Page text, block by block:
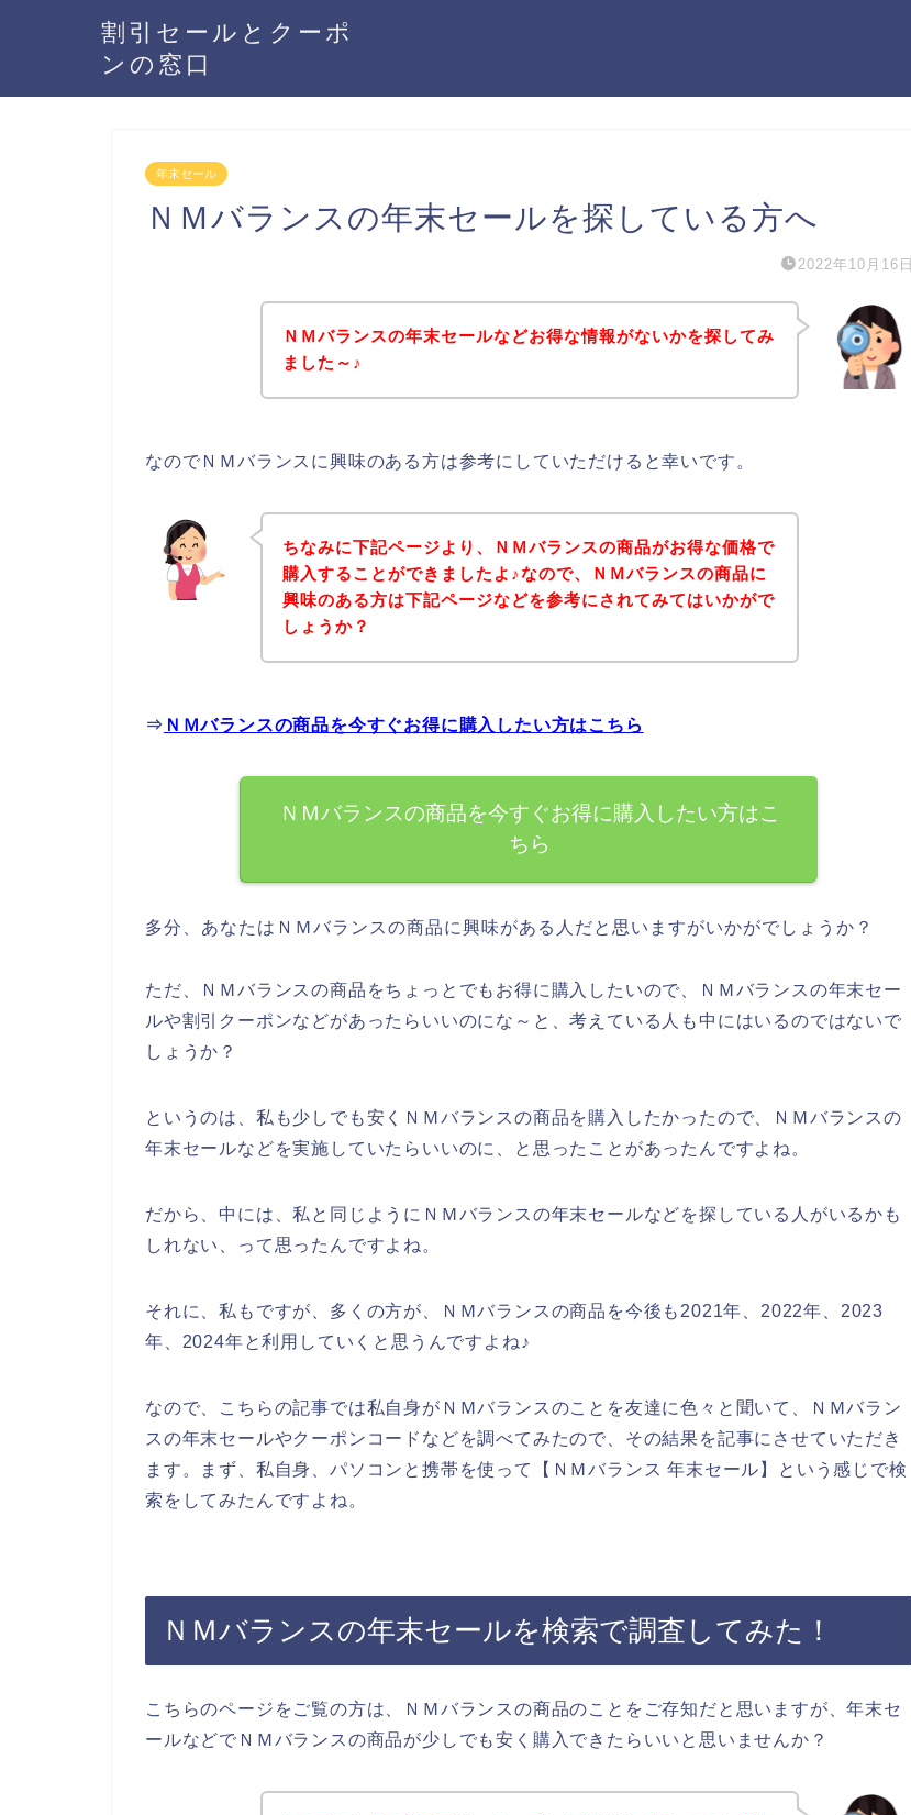
割引セールとクーポ
ンの窓口
年末セール
ＮＭバランスの年末セールを探している方へ
2022年10月16日
ＮＭバランスの年末セールなどお得な情報がないかを探してみ
ました～♪
なのでＮＭバランスに興味のある方は参考にしていただけると幸いです。
ちなみに下記ページより、ＮＭバランスの商品がお得な価格で
購入することができましたよ♪なので、ＮＭバランスの商品に
興味のある方は下記ページなどを参考にされてみてはいかがで
しょうか？
⇒ ＮＭバランスの商品を今すぐお得に購入したい方はこちら
ＮＭバランスの商品を今すぐお得に購入したい方はこ
ちら
多分、あなたはＮＭバランスの商品に興味がある人だと思いますがいかがでしょうか？
ただ、ＮＭバランスの商品をちょっとでもお得に購入したいので、ＮＭバランスの年末セー
ルや割引クーポンなどがあったらいいのにな～と、考えている人も中にはいるのではないで
しょうか？
というのは、私も少しでも安くＮＭバランスの商品を購入したかったので、ＮＭバランスの
年末セールなどを実施していたらいいのに、と思ったことがあったんですよね。
だから、中には、私と同じようにＮＭバランスの年末セールなどを探している人がいるかも
しれない、って思ったんですよね。
それに、私もですが、多くの方が、ＮＭバランスの商品を今後も2021年、2022年、2023
年、2024年と利用していくと思うんですよね♪
なので、こちらの記事では私自身がＮＭバランスのことを友達に色々と聞いて、ＮＭバラン
スの年末セールやクーポンコードなどを調べてみたので、その結果を記事にさせていただき
ます。まず、私自身、パソコンと携帯を使って【ＮＭバランス 年末セール】という感じで検
索をしてみたんですよね。
ＮＭバランスの年末セールを検索で調査してみた！
こちらのページをご覧の方は、ＮＭバランスの商品のことをご存知だと思いますが、年末セ
ールなどでＮＭバランスの商品が少しでも安く購入できたらいいと思いませんか？